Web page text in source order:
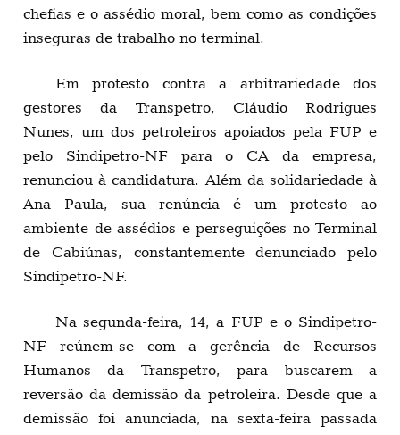
chefias e o assédio moral, bem como as condições
inseguras de trabalho no terminal.
Em protesto contra a arbitrariedade dos
gestores da Transpetro, Cláudio Rodrigues
Nunes, um dos petroleiros apoiados pela FUP e
pelo Sindipetro-NF para o CA da empresa,
renunciou à candidatura. Além da solidariedade à
Ana Paula, sua renúncia é um protesto ao
ambiente de assédios e perseguições no Terminal
de Cabiúnas, constantemente denunciado pelo
Sindipetro-NF.
Na segunda-feira, 14, a FUP e o Sindipetro-
NF reúnem-se com a gerência de Recursos
Humanos da Transpetro, para buscarem a
reversão da demissão da petroleira. Desde que a
demissão foi anunciada, na sexta-feira passada